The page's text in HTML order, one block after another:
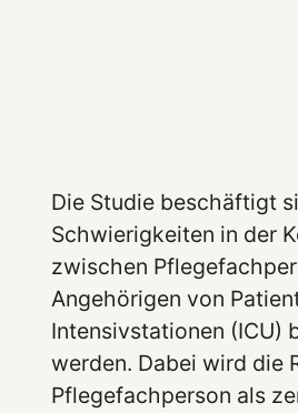
Die Studie beschäftigt
Schwierigkeiten in der
zwischen
Angehörigen von
Intensivstationen (ICU)
werden. Dabei wird die
Pflegefachperson als